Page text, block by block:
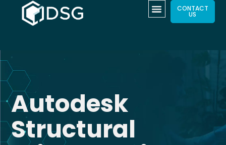
CONTACT
US
Autodesk
Structural